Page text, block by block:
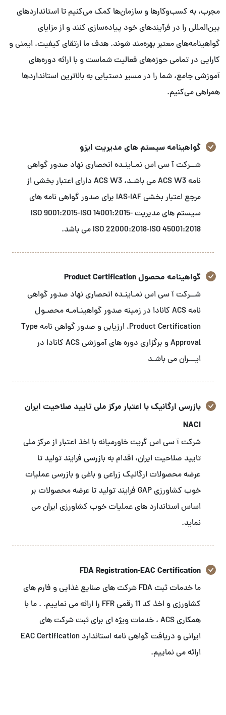
مجرب، به کسب‌وکارها و سازمان‌ها کمک می‌کنیم تا استانداردهای
بین‌المللی را در فرآیندهای خود پیاده‌سازی کنند و از مزایای
گواهینامه‌های معتبر بهره‌مند شوند. هدف ما ارتقای کیفیت، ایمنی و
کارایی در تمامی حوزه‌های فعالیت شماست و با ارائه دوره‌های
آموزشی جامع، شما را در مسیر دستیابی به بالاترین استانداردها
همراهی می‌کنیم.
گواهینامه سیستم های مدیریت ایزو
شــرکت آ سی اس نمـاینـده انحصاری نهاد صدور گواهی
نامه ACS W3 می باشـد، ACS W3 دارای اعتبار بخشی از
مرجع اعتبار بخشی IAS-IAF برای صدور گواهی نامه های
سیستم های مدیریت ISO 9001:2015-ISO 14001:2015-
ISO 22000:2018-ISO 45001:2018 می باشد.
گواهینامه محصول Product Certification
شــرکت آ سی اس نمـاینـده انحصاری نهاد صدور گواهی
نامه ACS کانادا در زمینه صدور گواهینـامـه محصـول
Product Certification، ارزیابی و صدور گواهی نامه Type
Approval و برگزاری دوره های آموزشی ACS کانادا در
ایـــران می باشـد
بازرسی ارگانیک با اعتبار مرکز ملی تایید صلاحیت ایران
NACI
شرکت آ سی اس گریت خاورمیانه با اخذ اعتبار از مرکز ملی
تایید صلاحیت ایران، اقدام به بازرسی فرایند تولید تا
عرضه محصولات ارگانیک زراعی و باغی و بازرسی عملیات
خوب کشاورزی GAP فرایند تولید تا عرضه محصولات بر
اساس استاندارد های عملیات خوب کشاورزی ایران می
نماید.
FDA Registration-EAC Certification
ما خدمات ثبت FDA شرکت های صنایع غذایی و فارم های
کشاورزی و اخذ کد 11 رقمی FFR را ارائه می نماییم. . ما با
همکاری ACS ، خدمات ویژه ای برای ثبت شرکت های
ایرانی و دریافت گواهی نامه استاندارد EAC Certification
ارائه می نماییم.